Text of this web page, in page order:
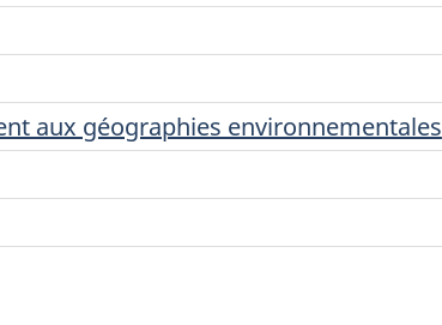
aux géographies environnementales